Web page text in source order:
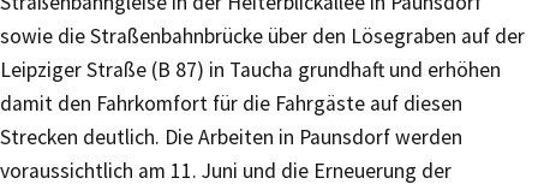
sowie die Straßenbahnbrücke über den Lösegraben auf der
Leipziger Straße (B 87) in Taucha grundhaft und erhöhen
damit den Fahrkomfort für die Fahrgäste auf diesen
Strecken deutlich. Die Arbeiten in Paunsdorf werden
voraussichtlich am 11. Juni und die Erneuerung der